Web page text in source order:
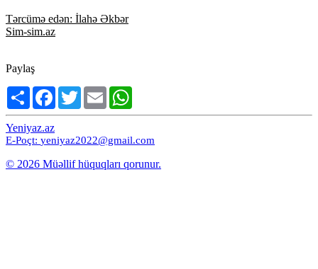
Tərcümə edən: İlahə Əkbər
Sim-sim.az
Paylaş
Share Facebook
TwitterEmail
Yeniyaz.az
E-Poçt: yeniyaz2022@gmail.com
© 2026 Müəllif hüquqları qorunur.